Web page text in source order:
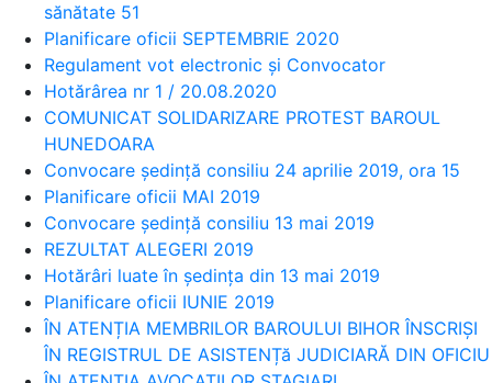
sănătate 51
Planificare oficii SEPTEMBRIE 2020
Regulament vot electronic și Convocator
Hotărârea nr 1 / 20.08.2020
COMUNICAT SOLIDARIZARE PROTEST BAROUL
HUNEDOARA
Convocare ședință consiliu 24 aprilie 2019, ora 15
Planificare oficii MAI 2019
Convocare ședință consiliu 13 mai 2019
REZULTAT ALEGERI 2019
Hotărâri luate în ședința din 13 mai 2019
Planificare oficii IUNIE 2019
ÎN ATENȚIA MEMBRILOR BAROULUI BIHOR ÎNSCRIȘI
ÎN REGISTRUL DE ASISTENȚă JUDICIARĂ DIN OFICIU